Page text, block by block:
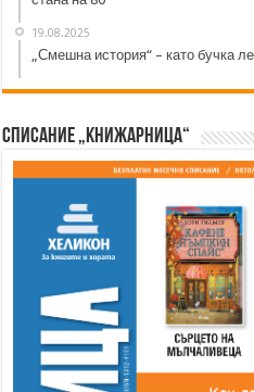
19.08.2025
„Смешна история“ – като бучка
Списание „Книжарница“